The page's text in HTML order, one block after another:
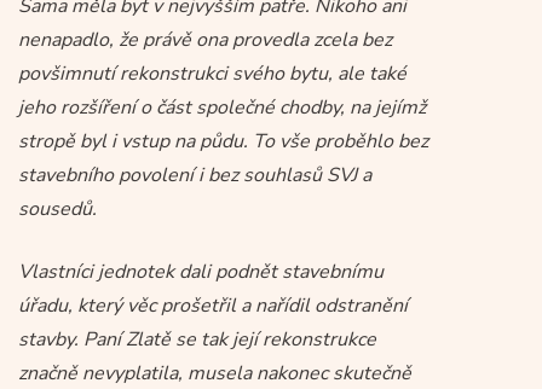
Sama měla byt v nejvyšším patře. Nikoho ani
nenapadlo, že právě ona provedla zcela bez
povšimnutí rekonstrukci svého bytu, ale také
jeho rozšíření o část společné chodby, na jejímž
stropě byl i vstup na půdu. To vše proběhlo bez
stavebního povolení i bez souhlasů SVJ a
sousedů.
Vlastníci jednotek dali podnět stavebnímu
úřadu, který věc prošetřil a nařídil odstranění
stavby. Paní Zlatě se tak její rekonstrukce
značně nevyplatila, musela nakonec skutečně